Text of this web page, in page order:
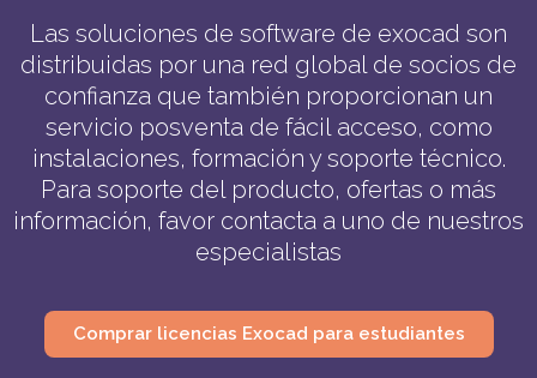
Las soluciones de software de exocad son
distribuidas por una red global de socios de
confianza que también proporcionan un
servicio posventa de fácil acceso, como
instalaciones, formación y soporte técnico.
Para soporte del producto, ofertas o más
información, favor contacta a uno de nuestros
especialistas
Comprar licencias Exocad para estudiantes